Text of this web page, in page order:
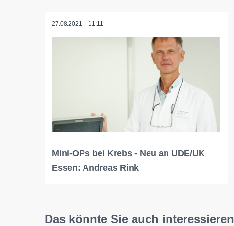
27.08.2021 – 11:11
Mini-OPs bei Krebs - Neu an UDE/UK
Essen: Andreas Rink
Das könnte Sie auch interessieren